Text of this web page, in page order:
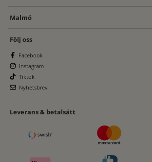
Malmö
Följ oss
Facebook
Instagram
Tiktok
Nyhetsbrev
Leverans & betalsätt